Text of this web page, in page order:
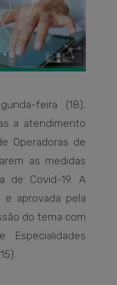
feira (18),
a atendimento
Operadoras de
as medidas
de Covid-19. A
e aprovada pela
do tema com
Especialidades